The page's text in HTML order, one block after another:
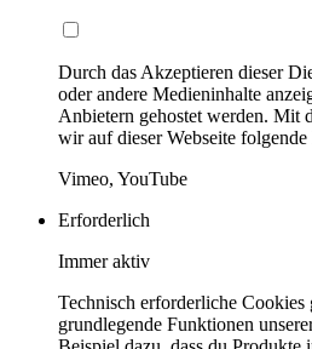
Durch das Akzeptieren dieser
oder andere Medieninhalte
Anbietern gehostet werden. Mit
wir auf dieser Webseite
Vimeo, YouTube
Erforderlich
Immer aktiv
Technisch erforderliche Cookies
grundlegende Funktionen